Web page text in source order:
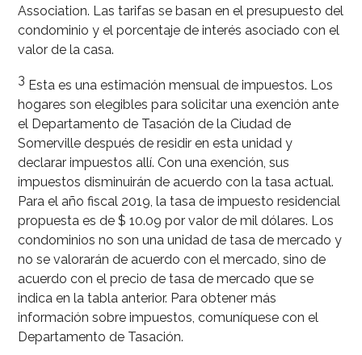
Association. Las tarifas se basan en el presupuesto del
condominio y el porcentaje de interés asociado con el
valor de la casa.
3 Esta es una estimación mensual de impuestos. Los
hogares son elegibles para solicitar una exención ante
el Departamento de Tasación de la Ciudad de
Somerville después de residir en esta unidad y
declarar impuestos allí. Con una exención, sus
impuestos disminuirán de acuerdo con la tasa actual.
Para el año fiscal 2019, la tasa de impuesto residencial
propuesta es de $ 10.09 por valor de mil dólares. Los
condominios no son una unidad de tasa de mercado y
no se valorarán de acuerdo con el mercado, sino de
acuerdo con el precio de tasa de mercado que se
indica en la tabla anterior. Para obtener más
información sobre impuestos, comuníquese con el
Departamento de Tasación.